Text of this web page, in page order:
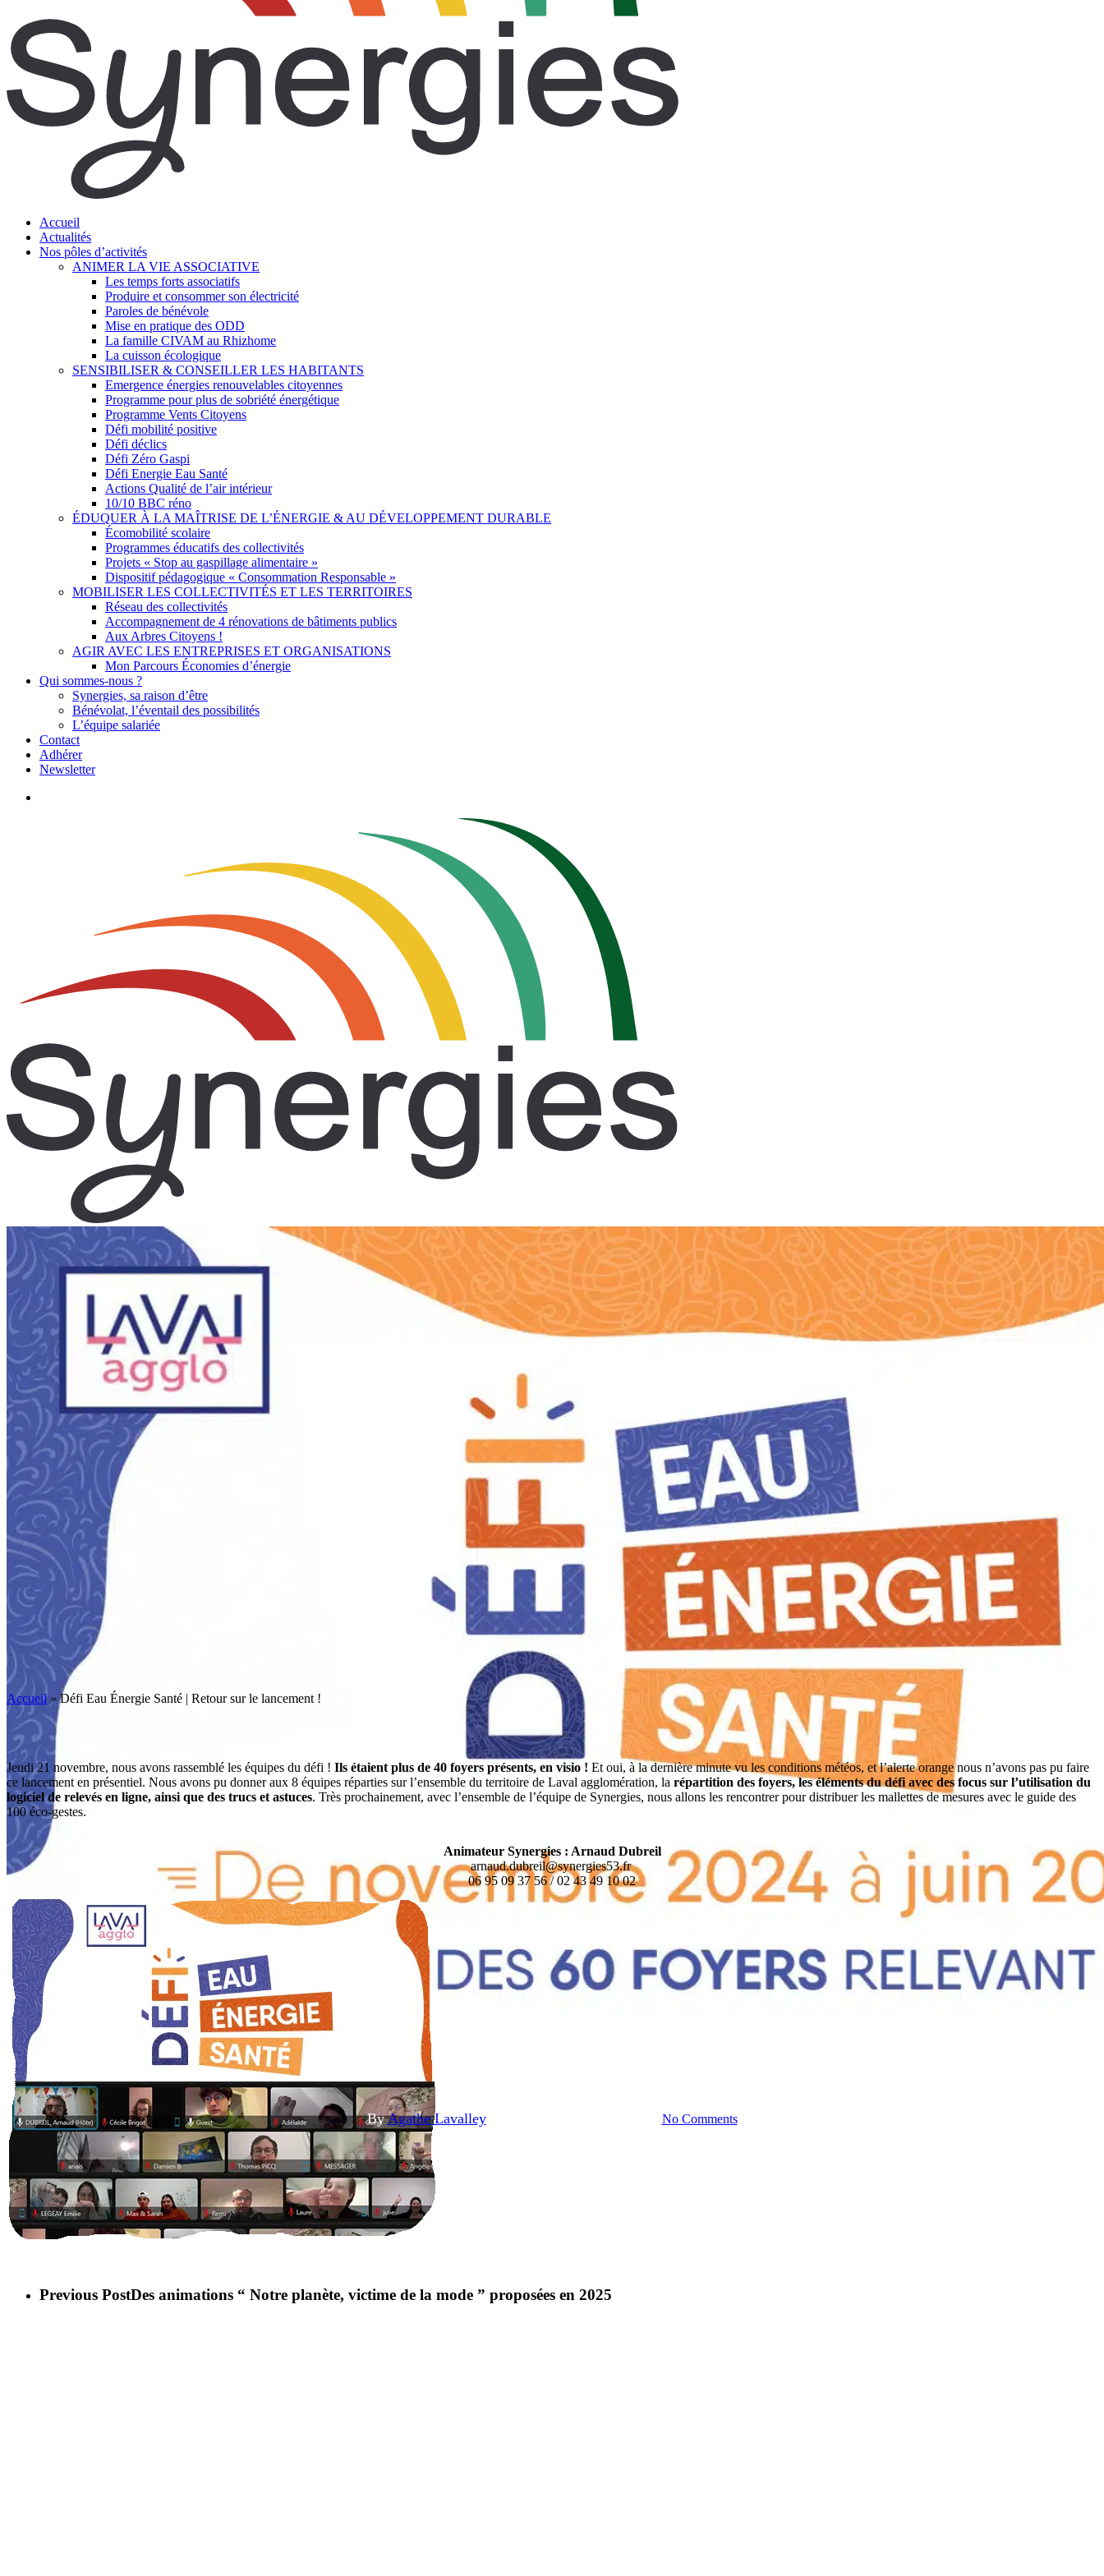
search
Menu
Accueil
Actualités
Nos pôles d’activités
ANIMER LA VIE ASSOCIATIVE
Les temps forts associatifs
Produire et consommer son électricité
Paroles de bénévole
Mise en pratique des ODD
La famille CIVAM au Rhizhome
La cuisson écologique
SENSIBILISER & CONSEILLER LES HABITANTS
Emergence énergies renouvelables citoyennes
Programme pour plus de sobriété énergétique
Programme Vents Citoyens
Défi mobilité positive
Défi déclics
Défi Zéro Gaspi
Défi Energie Eau Santé
Actions Qualité de l’air intérieur
10/10 BBC réno
ÉDUQUER À LA MAÎTRISE DE L’ÉNERGIE & AU DÉVELOPPEMENT DURABLE
Écomobilité scolaire
Programmes éducatifs des collectivités
Projets « Stop au gaspillage alimentaire »
Dispositif pédagogique « Consommation Responsable »
MOBILISER LES COLLECTIVITÉS ET LES TERRITOIRES
Réseau des collectivités
Accompagnement de 4 rénovations de bâtiments publics
Aux Arbres Citoyens !
AGIR AVEC LES ENTREPRISES ET ORGANISATIONS
Mon Parcours Économies d’énergie
Qui sommes-nous ?
Synergies, sa raison d’être
Bénévolat, l’éventail des possibilités
L’équipe salariée
Contact
Adhérer
Newsletter
Défi Eau Énergie Santé | Retour sur le lancement !
By Agathe Lavalley2 décembre 2024 No Comments
Accueil»Défi Eau Énergie Santé | Retour sur le lancement !
Jeudi 21 novembre, nous avons rassemblé les équipes du défi ! Ils étaient plus de 40 foyers présents, en visio ! Et oui, à la dernière minute vu les conditions météos, et l’alerte orange nous n’avons pas pu faire
ce lancement en présentiel. Nous avons pu donner aux 8 équipes réparties sur l’ensemble du territoire de Laval agglomération, la répartition des foyers, les éléments du défi avec des focus sur l’utilisation du
logiciel de relevés en ligne, ainsi que des trucs et astuces. Très prochainement, avec l’ensemble de l’équipe de Synergies, nous allons les rencontrer pour distribuer les mallettes de mesures avec le guide des
100 éco-gestes.
Animateur Synergies : Arnaud Dubreil
arnaud.dubreil@synergies53.fr
06 95 09 37 56 / 02 43 49 10 02
Previous PostDes animations “ Notre planète, victime de la mode ” proposées en 2025